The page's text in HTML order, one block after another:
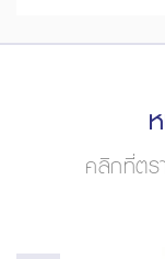
คลิกที่ตร